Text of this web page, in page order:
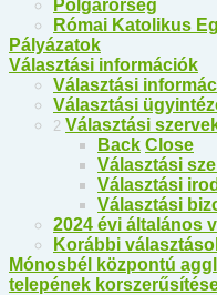
Polgárőrség
Római Katolikus
Pályázatok
Választási információk
Választási
Választási
2 Választási
Back Close
Választási
Választási
Választási
2024 évi általános
Korábbi
Mónosbél központú
telepének